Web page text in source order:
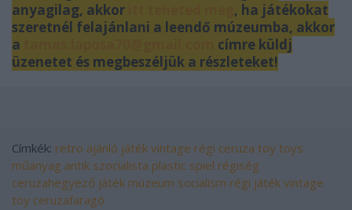
anyagilag, akkor
, ha játékokat
szeretnél felajánlani a leendő múzeumba, akkor
a
címre küldj
üzenetet és megbeszéljük a részleteket!
Címkék: retro ajánló játék vintage régi ceruza toy toys
műanyag antik szocialista plastic spiel régiség
ceruzahegyező játék múzeum socialism régi játék vintage
toy ceruzafaragó